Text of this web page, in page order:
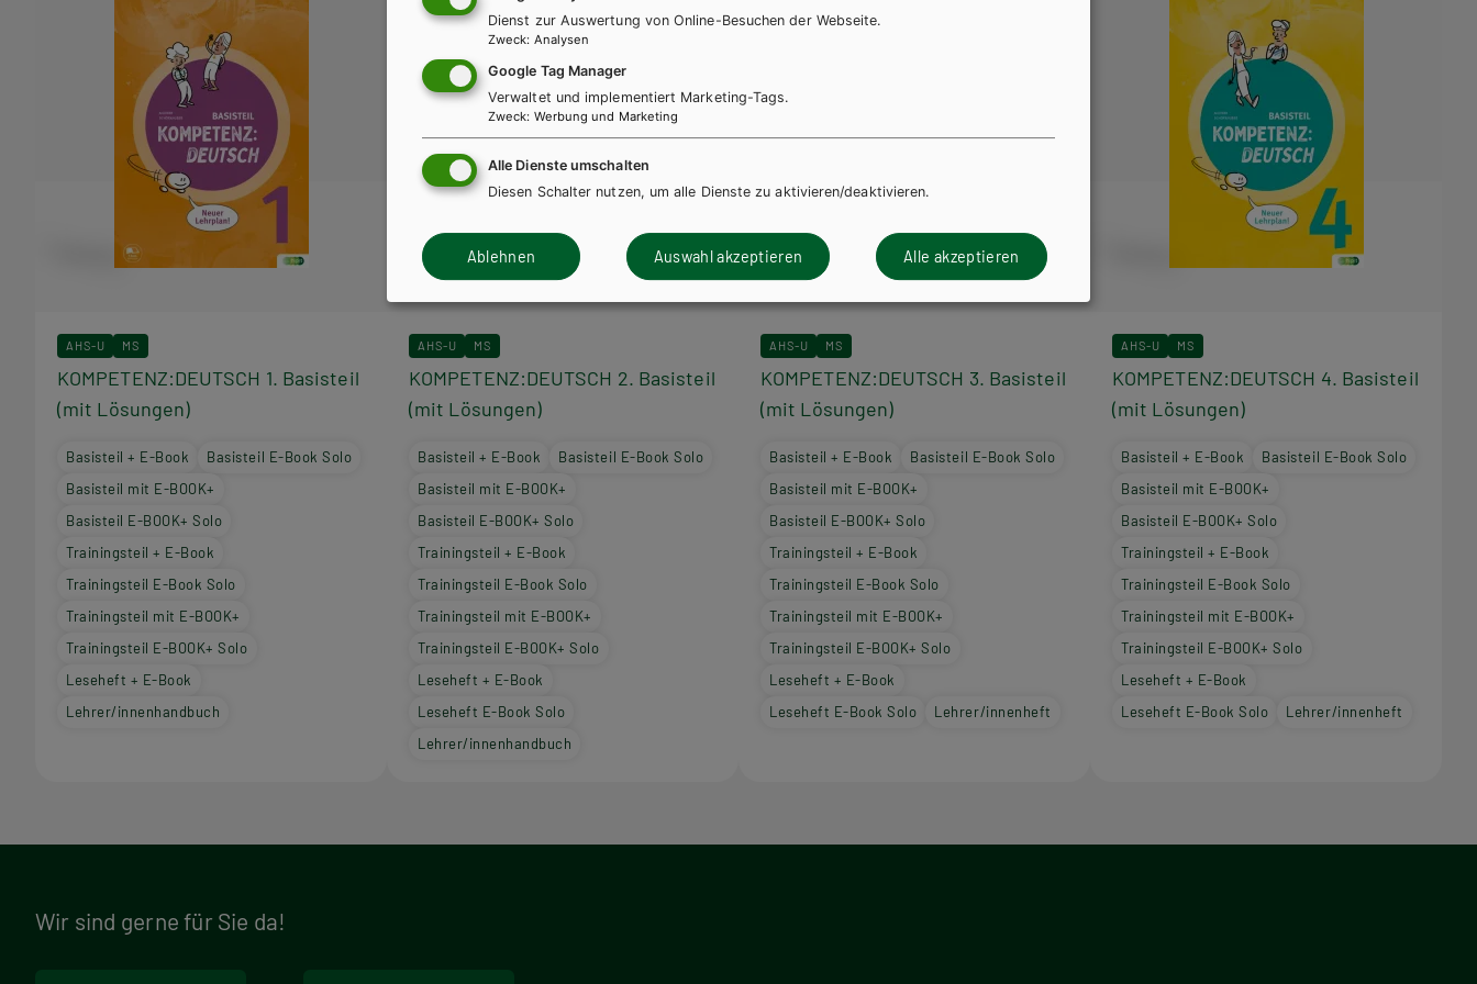
AHS-U MS
KOMPETENZ:DEUTSCH 1. Basisteil
(mit Lösungen)
Basisteil + E-Book
Basisteil E-Book Solo
Basisteil mit E-BOOK+
Basisteil E-BOOK+ Solo
Trainingsteil + E-Book
Trainingsteil E-Book Solo
Trainingsteil mit E-BOOK+
Trainingsteil E-BOOK+ Solo
Leseheft + E-Book
Lehrer/innenhandbuch
AHS-U MS
KOMPETENZ:DEUTSCH 2. Basisteil
(mit Lösungen)
Basisteil + E-Book
Basisteil E-Book Solo
Basisteil mit E-BOOK+
Basisteil E-BOOK+ Solo
Trainingsteil + E-Book
Trainingsteil E-Book Solo
Trainingsteil mit E-BOOK+
Trainingsteil E-BOOK+ Solo
Leseheft + E-Book
Leseheft E-Book Solo
Lehrer/innenhandbuch
AHS-U MS
KOMPETENZ:DEUTSCH 3. Basisteil
(mit Lösungen)
Basisteil + E-Book
Basisteil E-Book Solo
Basisteil mit E-BOOK+
Basisteil E-BOOK+ Solo
Trainingsteil + E-Book
Trainingsteil E-Book Solo
Trainingsteil mit E-BOOK+
Trainingsteil E-BOOK+ Solo
Leseheft + E-Book
Leseheft E-Book Solo
Lehrer/innenheft
AHS-U MS
KOMPETENZ:DEUTSCH 4. Basisteil
(mit Lösungen)
Basisteil + E-Book
Basisteil E-Book Solo
Basisteil mit E-BOOK+
Basisteil E-BOOK+ Solo
Trainingsteil + E-Book
Trainingsteil E-Book Solo
Trainingsteil mit E-BOOK+
Trainingsteil E-BOOK+ Solo
Leseheft + E-Book
Leseheft E-Book Solo
Lehrer/innenheft
Wir sind gerne für Sie da!
Dienst zur Auswertung von Online-Besuchen der Webseite.
Zweck: Analysen
Google Tag Manager
Verwaltet und implementiert Marketing-Tags.
Zweck: Werbung und Marketing
Alle Dienste umschalten
Diesen Schalter nutzen, um alle Dienste zu aktivieren/deaktivieren.
Ablehnen Auswahl akzeptieren Alle akzeptieren